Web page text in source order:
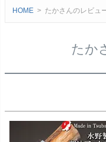
HOME たかさんのレビュ
たか